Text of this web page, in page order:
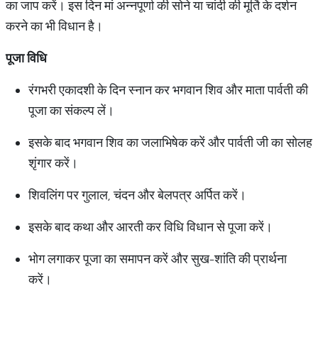
का जाप करें। इस दिन मां अन्नपूर्णा की सोने या चांदी की मूर्ति के दर्शन
करने का भी विधान है।
पूजाविधि
रंगभरी एकादशी के दिन स्नान कर भगवान शिव और माता पार्वती की
पूजा का संकल्प लें।
इसके बाद भगवान शिव का जलाभिषेक करें और पार्वती जी का सोलह
शृंगार करें।
शिवलिंग पर गुलाल, चंदन और बेलपत्र अर्पित करें।
इसके बाद कथा और आरती कर विधि विधान से पूजा करें।
भोग लगाकर पूजा का समापन करें और सुख-शांति की प्रार्थना
करें।